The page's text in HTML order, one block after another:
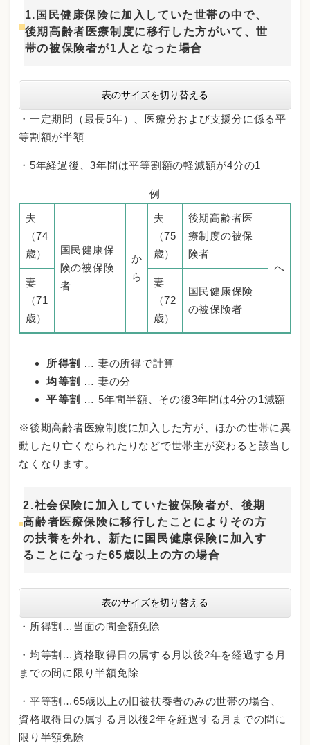
1.国民健康保険に加入していた世帯の中で、
後期高齢者医療制度に移行した方がいて、世
帯の被保険者が1人となった場合
表のサイズを切り替える
・一定期間（最長5年）、医療分および支援分に係る平
等割額が半額
・5年経過後、3年間は平等割額の軽減額が4分の1
例
夫
（74
歳）
国民健康保
険の被保険
者
か
ら
夫
（75
歳）
後期高齢者医
療制度の被保
険者
へ
妻
（71
歳）
妻
（72
歳）
国民健康保険
の被保険者
所得割 … 妻の所得で計算
均等割 … 妻の分
平等割 … 5年間半額、その後3年間は4分の1減額
※後期高齢者医療制度に加入した方が、ほかの世帯に異
動したり亡くなられたりなどで世帯主が変わると該当し
なくなります。
2.社会保険に加入していた被保険者が、後期
高齢者医療保険に移行したことによりその方
の扶養を外れ、新たに国民健康保険に加入す
ることになった65歳以上の方の場合
表のサイズを切り替える
・所得割…当面の間全額免除
・均等割…資格取得日の属する月以後2年を経過する月
までの間に限り半額免除
・平等割…65歳以上の旧被扶養者のみの世帯の場合、
資格取得日の属する月以後2年を経過する月までの間に
限り半額免除